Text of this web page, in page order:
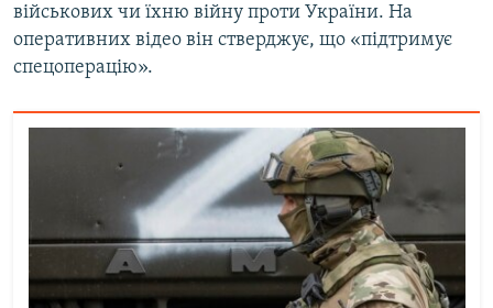
військових чи їхню війну проти України. На
оперативних відео він стверджує, що «підтримує
спецоперацію».